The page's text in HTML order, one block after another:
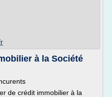
à la Société
de crédit immobilier à la